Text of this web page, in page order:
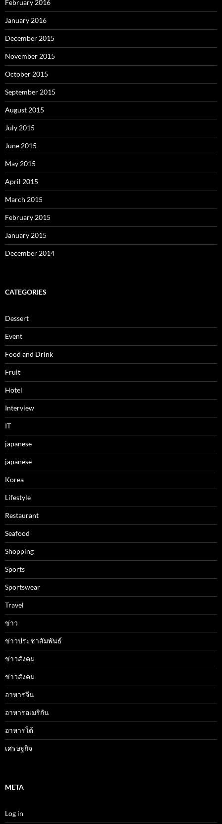
February 2016
January 2016
December 2015
November 2015
October 2015
September 2015
August 2015
July 2015
June 2015
May 2015
April 2015
March 2015
February 2015
January 2015
December 2014
CATEGORIES
Dessert
Event
Food and Drink
Fruit
Hotel
Interview
IT
japanese
japanese
Korea
Lifestyle
Restaurant
Seafood
Shopping
Sports
Sportswear
Travel
ข่าว
ข่าวประชาสัมพันธ์
ข่าวสังคม
ข่าวสังคม
อาหารจีน
อาหารอเมริกัน
อาหารใต้
เศรษฐกิจ
META
Log in